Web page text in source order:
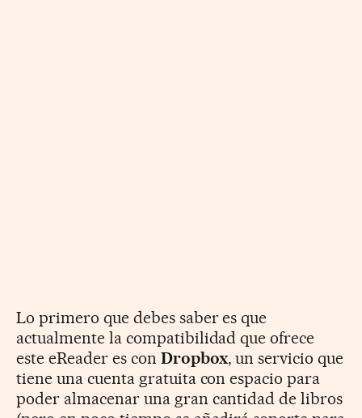
Lo primero que debes saber es que
actualmente la compatibilidad que ofrece
este eReader es con Dropbox, un servicio que
tiene una cuenta gratuita con espacio para
poder almacenar una gran cantidad de libros